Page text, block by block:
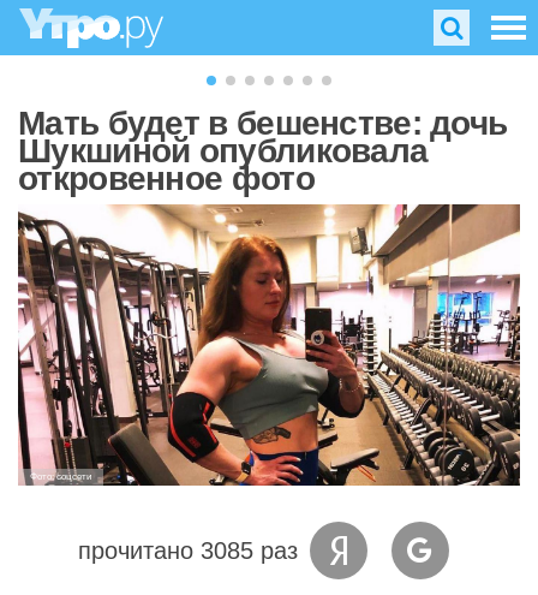
Мать будет в бешенстве: дочь
Шукшиной опубликовала
откровенное фото
Фото: соцсети
прочитано 3085 раз